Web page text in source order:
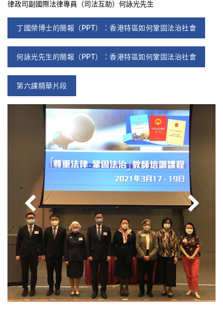
律政司副國際法律專員（司法互助）何詠光先生
丁國榮博士的簡報（PPT）：香港特區如何鞏固法治社會
何詠光先生的簡報（PPT）：香港特區如何鞏固法治社會
第六課精華片段